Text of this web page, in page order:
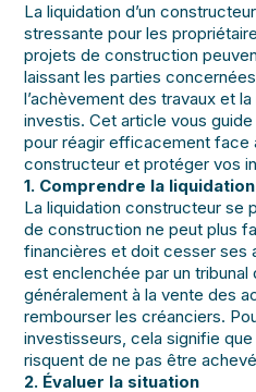
La liquidation d’un
stressante pour les
projets de construction
laissant les parties
l’achèvement des travaux et
investis. Cet article vous
pour réagir efficacement face
constructeur et protéger vos
1. Comprendre la
La liquidation constructeur se
de construction ne peut plus
financières et doit cesser ses
est enclenchée par un
généralement à la vente des
rembourser les créanciers.
investisseurs, cela signifie
risquent de ne pas être
2. Évaluer la situation